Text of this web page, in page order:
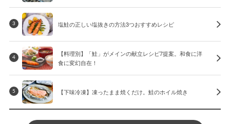
3 塩鮭の正しい塩抜きの方法3つおすすめレシピ
4
【料理別】「鮭」がメインの献立レシピ7提案。和食に洋
食に変幻自在！
5 【下味冷凍】凍ったまま焼くだけ。鮭のホイル焼き